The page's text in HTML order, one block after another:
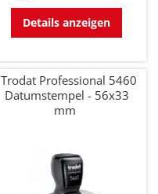
Details anzeigen
Trodat Professional 5460
Datumstempel - 56x33
mm